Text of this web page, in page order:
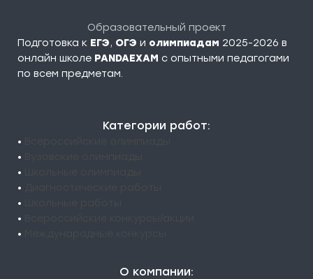
Образовательный проект
Подготовка к ЕГЭ, ОГЭ и олимпиадам 2025-2026 в
онлайн школе PANDAEXAM c опытными педагогами
по всем предметам.
Категории работ:
•
•
•
•
•
•
•
О компании: